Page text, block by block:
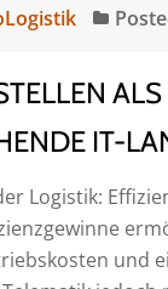
IT-
Logistik:
und